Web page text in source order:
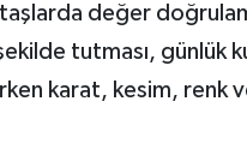
değer
tutması, günlük
karat, kesim, renk